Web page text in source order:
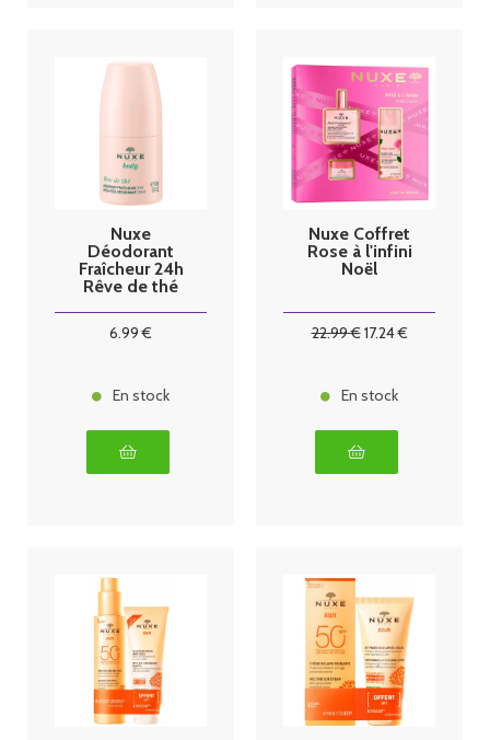
Nuxe
Déodorant
Fraîcheur 24h
Rêve de thé
6.99 €
En stock
Nuxe Coffret
Rose à l'infini
Noël
22.99€17.24€
En stock